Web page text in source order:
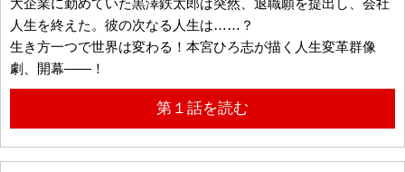
大企業に勤めていた黒澤鉄太郎は突然、退職願を提出し、会社
人生を終えた。彼の次なる人生は……？
生き方一つで世界は変わる！本宮ひろ志が描く人生変革群像
劇、開幕――！
第１話を読む